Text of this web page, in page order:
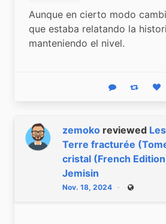
Aunque en cierto modo
que estaba relatando la
manteniendo el nivel.
Reply Boost
zemoko reviewed
Terre fracturée
cristal (French
Jemisin
Nov. 18, 2024 Public